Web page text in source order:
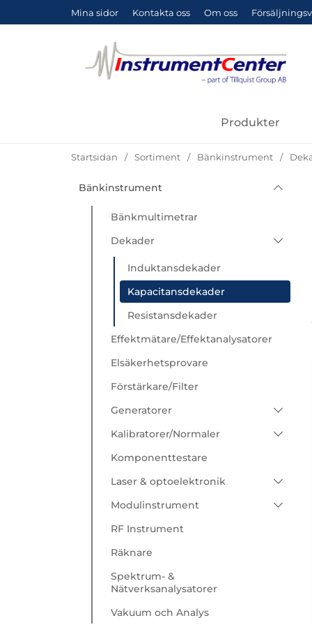
Mina sidor Kontakta oss Om oss
Produkter
Startsidan Sortiment Bänkinstrument
Underkategorier
Sortiment
Bänkinstrument
Bänkmultimetrar
Dekader
Induktansdekader
Kapacitansdekader
Resistansdekader
Effektmätare/Effektanalysatorer
Elsäkerhetsprovare
Förstärkare/Filter
Generatorer
Arbiträra
ESD Generatorer
Funktionsgeneratorer
Puls/Delay Generatorer
RF Generatorer
Source instrument
Kalibratorer/Normaler
El (Spänning/ström/effekt)
Frekvens
Kapacitans
Multifunktion
Processkalibratorer
Resistans/LCR
Temperatur
Komponenttestare
Laser & optoelektronik
Optiska Chopprar/Shutters
Laser Drivers
Laser Elektronik
Modulinstrument
Chroma Modulinstrument
SRS SIM Modulinstrument
RF Instrument
Räknare
Spektrum- &
Nätverksanalysatorer
Vakuum och Analys